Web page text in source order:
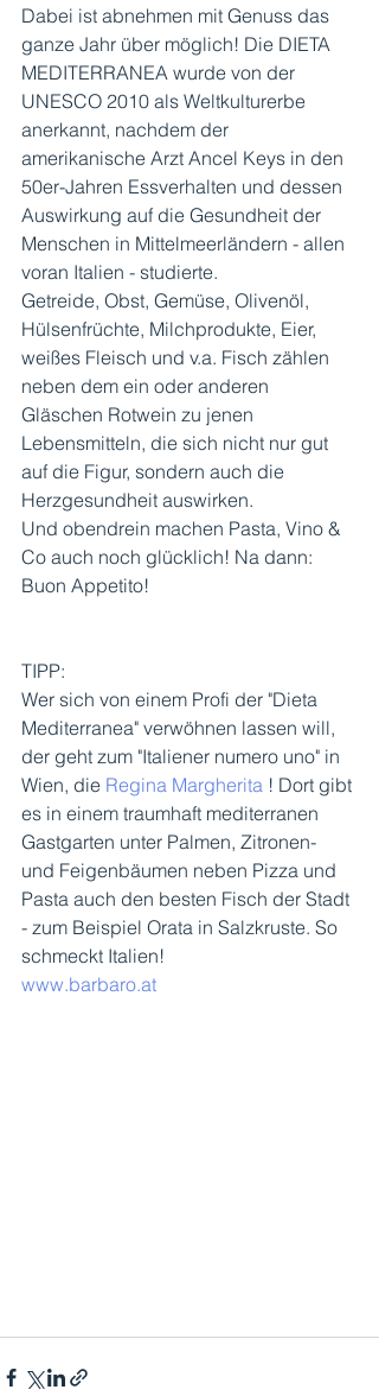
Dabei ist abnehmen mit Genuss das
ganze Jahr über möglich! Die DIETA
MEDITERRANEA wurde von der
UNESCO 2010 als Weltkulturerbe
anerkannt, nachdem der
amerikanische Arzt Ancel Keys in den
50er-Jahren Essverhalten und dessen
Auswirkung auf die Gesundheit der
Menschen in Mittelmeerländern - allen
voran Italien - studierte.
Getreide, Obst, Gemüse, Olivenöl,
Hülsenfrüchte, Milchprodukte, Eier,
weißes Fleisch und v.a. Fisch zählen
neben dem ein oder anderen
Gläschen Rotwein zu jenen
Lebensmitteln, die sich nicht nur gut
auf die Figur, sondern auch die
Herzgesundheit auswirken.
Und obendrein machen Pasta, Vino &
Co auch noch glücklich! Na dann:
Buon Appetito!
TIPP:
Wer sich von einem Profi der "Dieta
Mediterranea" verwöhnen lassen will,
der geht zum "Italiener numero uno" in
Wien, die Regina Margherita ! Dort gibt
es in einem traumhaft mediterranen
Gastgarten unter Palmen, Zitronen-
und Feigenbäumen neben Pizza und
Pasta auch den besten Fisch der Stadt
- zum Beispiel Orata in Salzkruste. So
schmeckt Italien!
www.barbaro.at